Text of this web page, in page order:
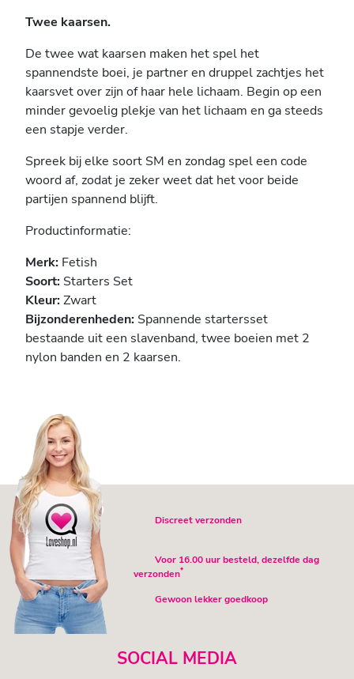
Twee kaarsen.
De twee wat kaarsen maken het spel het
spannendste boei, je partner en druppel zachtjes het
kaarsvet over zijn of haar hele lichaam. Begin op een
minder gevoelig plekje van het lichaam en ga steeds
een stapje verder.
Spreek bij elke soort SM en zondag spel een code
woord af, zodat je zeker weet dat het voor beide
partijen spannend blijft.
Productinformatie:
Merk: Fetish
Soort: Starters Set
Kleur:Zwart
Bijzonderenheden: Spannende startersset
bestaande uit een slavenband, twee boeien met 2
nylon banden en 2 kaarsen.
Discreet verzonden
Voor 16.00 uur besteld, dezelfde dag
verzonden*
Gewoon lekker goedkoop
SOCIAL MEDIA